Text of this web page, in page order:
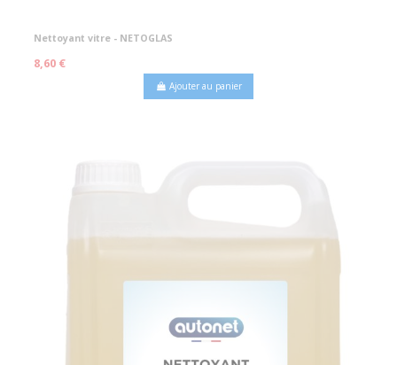
Nettoyant vitre - NETOGLAS
8,60 €
Ajouter au panier